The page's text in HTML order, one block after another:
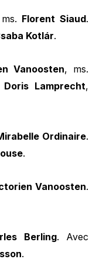
Florent Siaud.
Kotlár.
Vanoosten, ms.
Doris Lamprecht,
Ordinaire.
.
Vanoosten.
Berling. Avec
.